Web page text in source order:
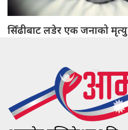
सिँढीबाट लडेर एक जनाको मृत्यु